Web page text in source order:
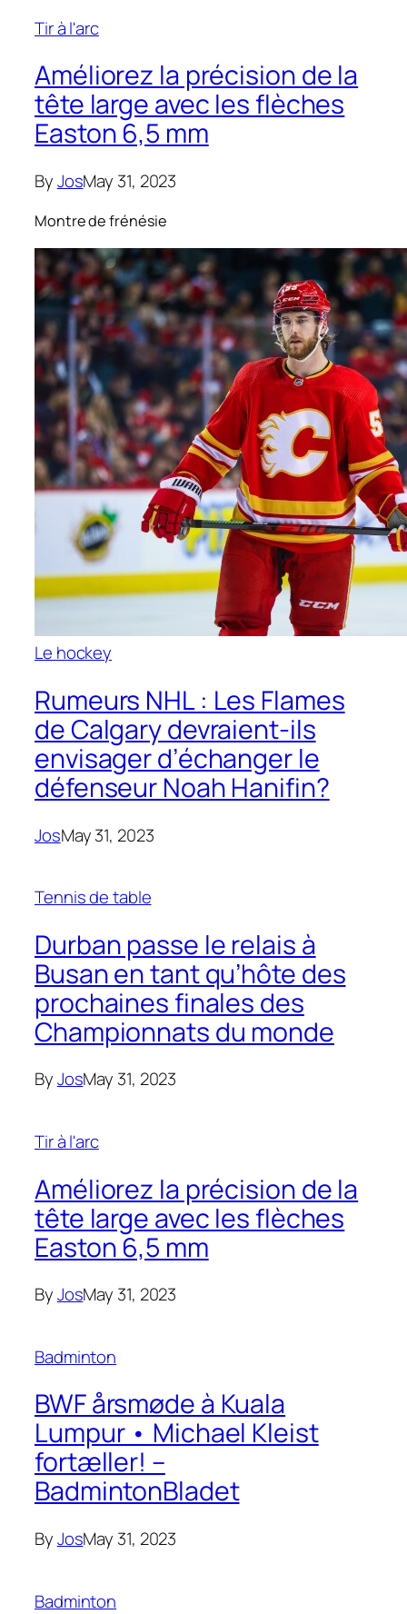
Tir à l'arc
Améliorez la précision de la
tête large avec les flèches
Easton 6,5 mm
ByJosMay 31, 2023
Montre de frénésie
Le hockey
Rumeurs NHL : Les Flames
de Calgary devraient-ils
envisager d’échanger le
défenseur Noah Hanifin?
JosMay 31, 2023
Tennis de table
Durban passe le relais à
Busan en tant qu’hôte des
prochaines finales des
Championnats du monde
ByJosMay 31, 2023
Tir à l'arc
Améliorez la précision de la
tête large avec les flèches
Easton 6,5 mm
ByJosMay 31, 2023
Badminton
BWF årsmøde à Kuala
Lumpur • Michael Kleist
fortæller! –
BadmintonBladet
ByJosMay 31, 2023
Badminton